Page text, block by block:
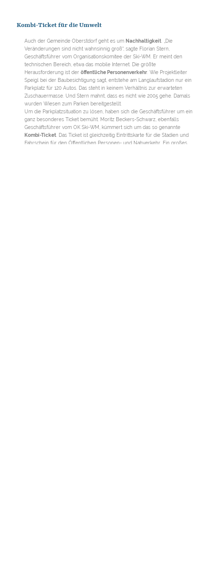
Kombi-Ticket für die Umwelt
Auch der Gemeinde Oberstdorf geht es um Nachhaltigkeit . „Die
Veränderungen sind nicht wahnsinnig groß“, sagte Florian Stern,
Geschäftsführer vom Organisationskomitee der Ski-WM. Er meint den
technischen Bereich, etwa das mobile Internet. Die größte
Herausforderung ist der öffentliche Personenverkehr . Wie Projektleiter
Speigl bei der Baubesichtigung sagt, entstehe am Langlaufstadion nur ein
Parkplatz für 120 Autos. Das steht in keinem Verhältnis zur erwarteten
Zuschauermasse. Und Stern mahnt, dass es nicht wie 2005 gehe. Damals
wurden Wiesen zum Parken bereitgestellt.
Um die Parkplatzsituation zu lösen, haben sich die Geschäftsführer um ein
ganz besonderes Ticket bemüht. Moritz Beckers-Schwarz, ebenfalls
Geschäftsführer vom OK Ski-WM, kümmert sich um das so genannte
Kombi-Ticket . Das Ticket ist gleichzeitig Eintrittskarte für die Stadien und
Fahrschein für den Öffentlichen Personen- und Nahverkehr. Ein großes